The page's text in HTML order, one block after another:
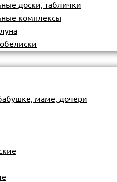
доски, таблички
комплексы
маме, дочери